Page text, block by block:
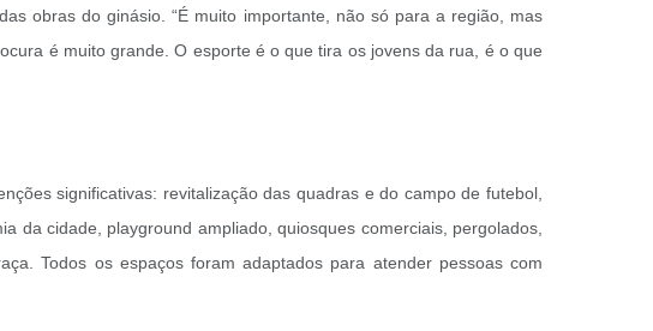
obras do ginásio. “É muito importante, não só para a região, mas
é muito grande. O esporte é o que tira os jovens da rua, é o que
significativas: revitalização das quadras e do campo de futebol,
da cidade, playground ampliado, quiosques comerciais, pergolados,
Todos os espaços foram adaptados para atender pessoas com